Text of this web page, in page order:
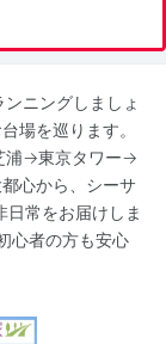
ニングしましょ
場を巡ります。
浦→東京タワー→
心から、シーサ
日常をお届けしま
心者の方も安心